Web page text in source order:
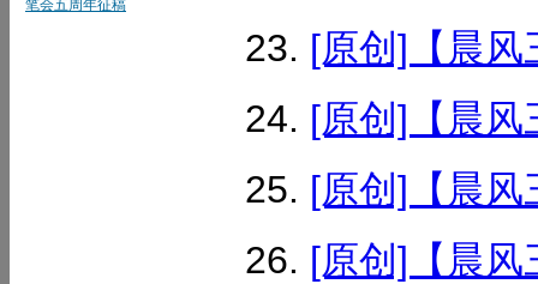
[原创]【晨风
[原创]【晨风
[原创]【晨风
[原创]【晨风